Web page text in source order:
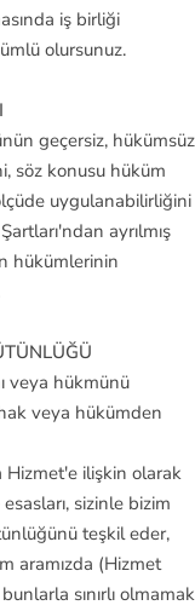
iş birliği
olursunuz.
geçersiz, hükümsüz
söz konusu hüküm
uygulanabilirliğini
ayrılmış
hükümlerinin
veya hükmünü
veya hükümden
Hizmet'e ilişkin olarak
sizinle bizim
teşkil eder,
aramızda (Hizmet
sınırlı olmamak